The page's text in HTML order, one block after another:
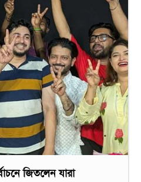
জিতলেন যারা